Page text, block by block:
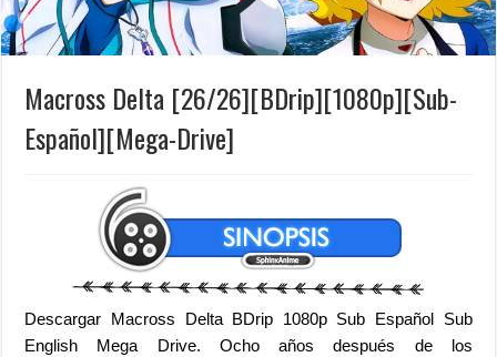
Macross Delta [26/26][BDrip][1080p][Sub-
Español][Mega-Drive]
Descargar Macross Delta BDrip 1080p Sub Español Sub
English Mega Drive. Ocho años después de los